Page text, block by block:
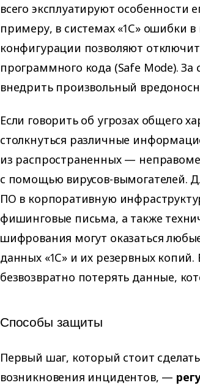
всего эксплуатируют особенности
примеру, в системах «1С» ошибки
конфигурации позволяют
программного кода (Safe Mode).
внедрить произвольный
Если говорить об угрозах общего
столкнуться различные
из распространенных —
с помощью вирусов-вымогателей.
ПО в корпоративную
фишинговые письма, а также
шифрования могут оказаться
данных «1С» и их резервных копий.
безвозвратно потерять данные,
Способы защиты
Первый шаг, который стоит
возникновения инцидентов, —